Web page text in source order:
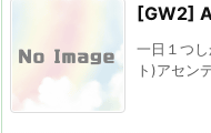
[GW2]
一日１つ
ト)アセン